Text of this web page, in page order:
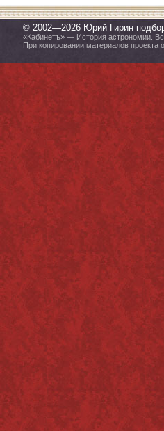
© 2002—2026 Юрий Гирин
«Кабинетъ» — История астрономии.
При копировании материалов проекта